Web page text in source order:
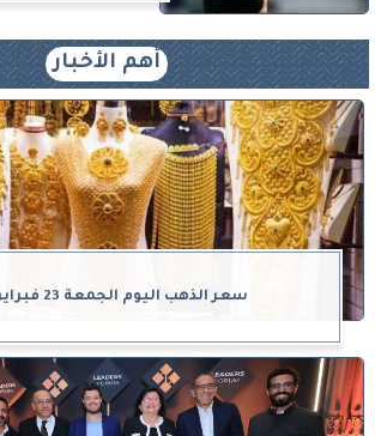
أهم الأخبار
سعر الذهب اليوم الجمعة 23 فبراير 2024